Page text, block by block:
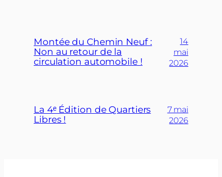
Montée du Chemin Neuf :
Non au retour de la
circulation automobile !
14
mai
2026
La 4ᵉ Édition de Quartiers
Libres !
7 mai
2026